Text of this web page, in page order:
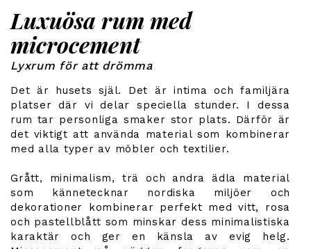
Luxuösa rum med
microcement
Lyxrum för att drömma
Det är husets själ. Det är intima och familjära
platser där vi delar speciella stunder. I dessa
rum tar personliga smaker stor plats. Därför är
det viktigt att använda material som kombinerar
med alla typer av möbler och textilier.
Grått, minimalism, trä och andra ädla material
som kännetecknar nordiska miljöer och
dekorationer kombinerar perfekt med vitt, rosa
och pastellblått som minskar dess minimalistiska
karaktär och ger en känsla av evig helg.